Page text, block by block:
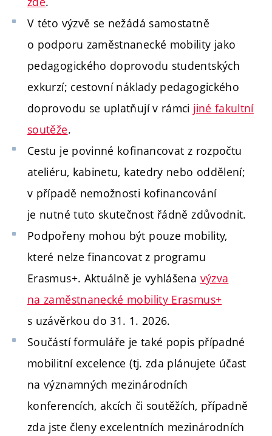
V této výzvě se nežádá samostatně
o podporu zaměstnanecké mobility jako
pedagogického doprovodu studentských
exkurzí; cestovní náklady pedagogického
doprovodu se uplatňují v rámci jiné fakultní
soutěže.
Cestu je povinné kofinancovat z rozpočtu
ateliéru, kabinetu, katedry nebo oddělení;
v případě nemožnosti kofinancování
je nutné tuto skutečnost řádně zdůvodnit.
Podpořeny mohou být pouze mobility,
které nelze financovat z programu
Erasmus+. Aktuálně je vyhlášena výzva
na zaměstnanecké mobility Erasmus+
s uzávěrkou do 31. 1. 2026.
Součástí formuláře je také popis případné
mobilitní excelence (tj. zda plánujete účast
na významných mezinárodních
konferencích, akcích či soutěžích, případně
zda jste členy excelentních mezinárodních